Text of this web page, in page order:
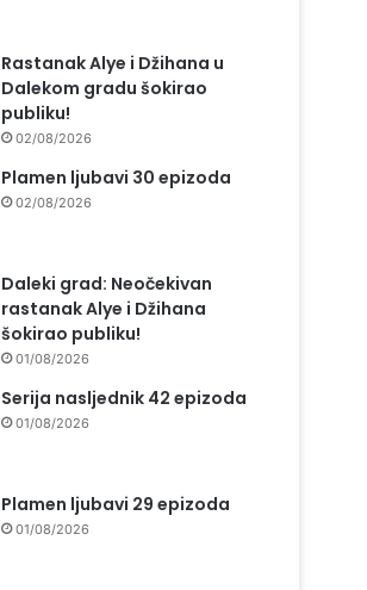
Rastanak Alye i Džihana u
Dalekom gradu šokirao
publiku!
02/08/2026
Plamen ljubavi 30 epizoda
02/08/2026
Daleki grad: Neočekivan
rastanak Alye i Džihana
šokirao publiku!
01/08/2026
Serija nasljednik 42 epizoda
01/08/2026
Plamen ljubavi 29 epizoda
01/08/2026